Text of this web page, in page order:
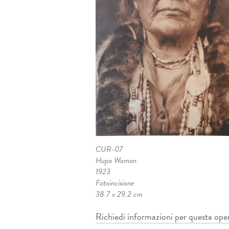
CUR-07
Hupa Woman
1923
Fotoincisione
38.7 x 29.2 cm
Richiedi informazioni per questa